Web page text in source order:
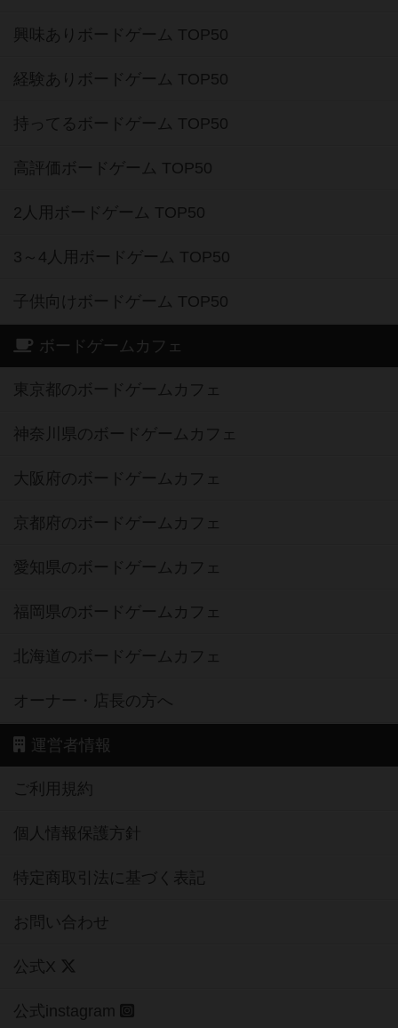
興味ありボードゲーム TOP50
経験ありボードゲーム TOP50
持ってるボードゲーム TOP50
高評価ボードゲーム TOP50
2人用ボードゲーム TOP50
3～4人用ボードゲーム TOP50
子供向けボードゲーム TOP50
ボードゲームカフェ
東京都のボードゲームカフェ
神奈川県のボードゲームカフェ
大阪府のボードゲームカフェ
京都府のボードゲームカフェ
愛知県のボードゲームカフェ
福岡県のボードゲームカフェ
北海道のボードゲームカフェ
オーナー・店長の方へ
運営者情報
ご利用規約
個人情報保護方針
特定商取引法に基づく表記
お問い合わせ
公式X
公式instagram